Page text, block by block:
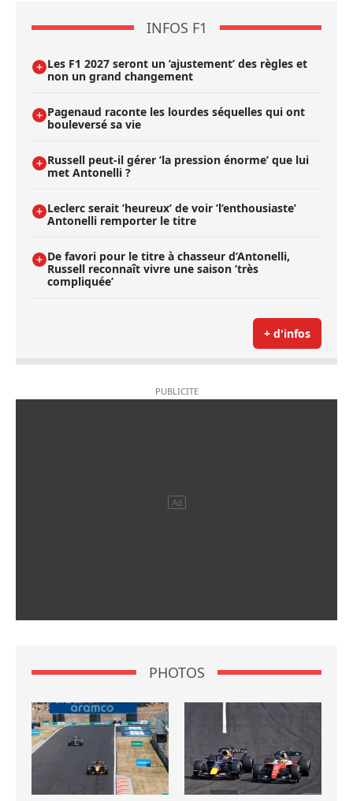
INFOS F1
Les F1 2027 seront un ’ajustement’ des règles et
non un grand changement
Pagenaud raconte les lourdes séquelles qui ont
bouleversé sa vie
Russell peut-il gérer ’la pression énorme’ que lui
met Antonelli ?
Leclerc serait ’heureux’ de voir ’l’enthousiaste’
Antonelli remporter le titre
De favori pour le titre à chasseur d’Antonelli,
Russell reconnaît vivre une saison ’très
compliquée’
+ d'infos
PHOTOS